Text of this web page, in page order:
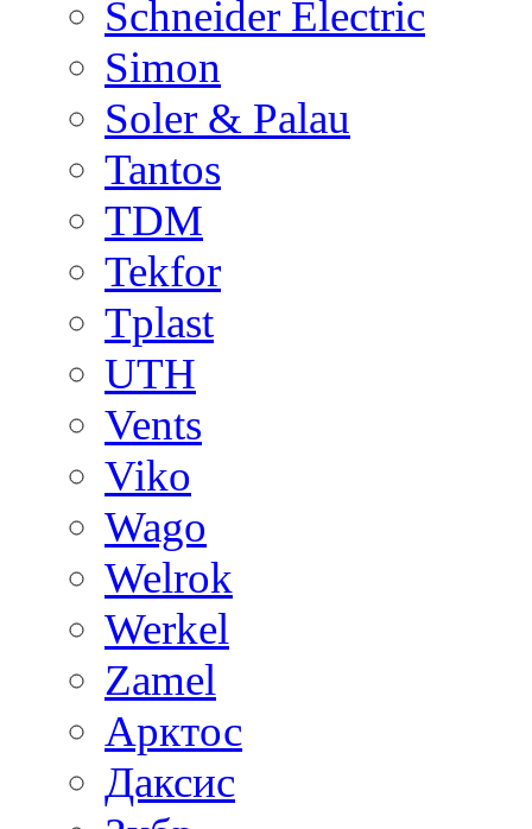
Schneider Electric
Simon
Soler & Palau
Tantos
TDM
Tekfor
Tplast
UTH
Vents
Viko
Wago
Welrok
Werkel
Zamel
Арктос
Даксис